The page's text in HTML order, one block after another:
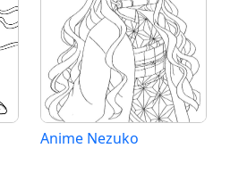
Anime Nezuko